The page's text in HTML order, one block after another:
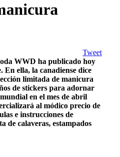
Tweet
WWD ha publicado hoy
En ella, la canadiense dice
limitada de manicura
de stickers para adornar
en el mes de abril
al módico precio de
e instrucciones de
de calaveras, estampados